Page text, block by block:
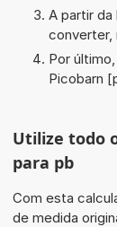
A partir
converter,
Por
Picobarn
Utilize todo
para pb
Com esta
de medida